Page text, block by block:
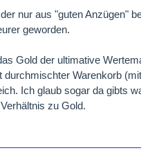
nur aus "guten Anzügen"
geworden.
Gold der ultimative
durchmischter Warenkorb
Ich glaub sogar da gibts
zu Gold.